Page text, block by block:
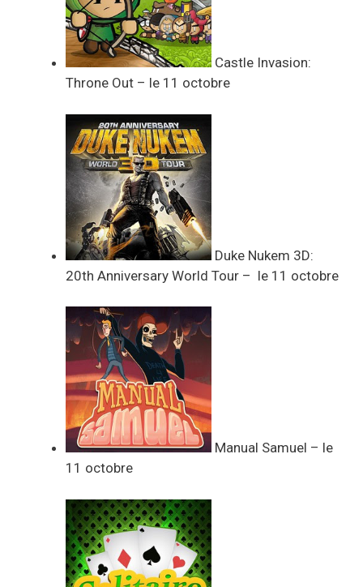
Castle Invasion:
Throne Out – le 11 octobre
Duke Nukem 3D:
20th Anniversary World Tour – le 11 octobre
Manual Samuel – le
11 octobre